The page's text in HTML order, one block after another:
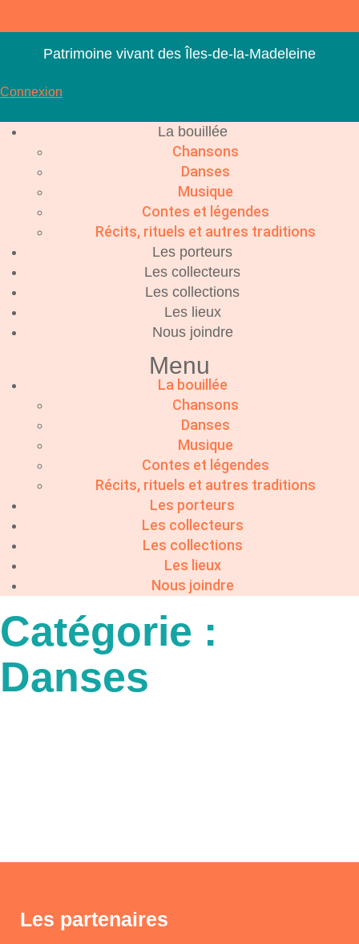
contenu
Patrimoine vivant des Îles-de-la-Madeleine
Connexion
La bouillée
Chansons
Danses
Musique
Contes et légendes
Récits, rituels et autres traditions
Les porteurs
Les collecteurs
Les collections
Les lieux
Nous joindre
Menu
La bouillée
Chansons
Danses
Musique
Contes et légendes
Récits, rituels et autres traditions
Les porteurs
Les collecteurs
Les collections
Les lieux
Nous joindre
Catégorie :
Danses
Les partenaires